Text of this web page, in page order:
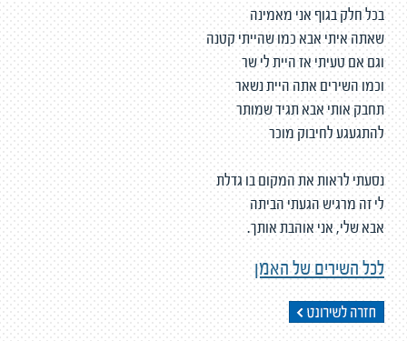
בכל חלק בגוף אני מאמינה
שאתה איתי אבא כמו שהייתי קטנה
וגם אם טעיתי אז היית לי שר
וכמו השירים אתה היית נשאר
תחבק אותי אבא תגיד שמותר
להתגעגע לחיבוק מוכר
נסעתי לראות את המקום בו גדלת
לי זה מרגיש הגעתי הביתה
אבא שלי, אני אוהבת אותך.
לכל השירים של האמן